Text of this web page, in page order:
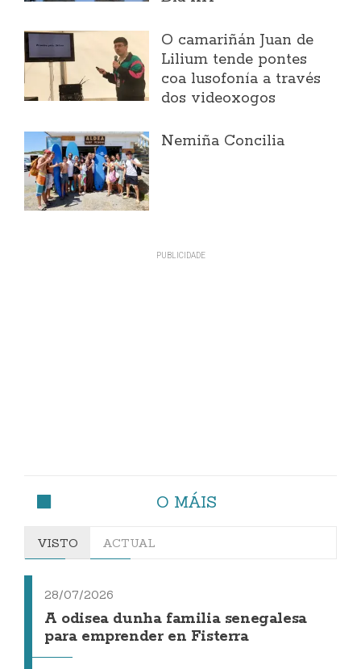
O camariñán Juan de
Lilium tende pontes
coa lusofonía a través
dos videoxogos
Nemiña Concilia
O MÁIS
VISTO ACTUAL
28/07/2026
A odisea dunha familia senegalesa
para emprender en Fisterra